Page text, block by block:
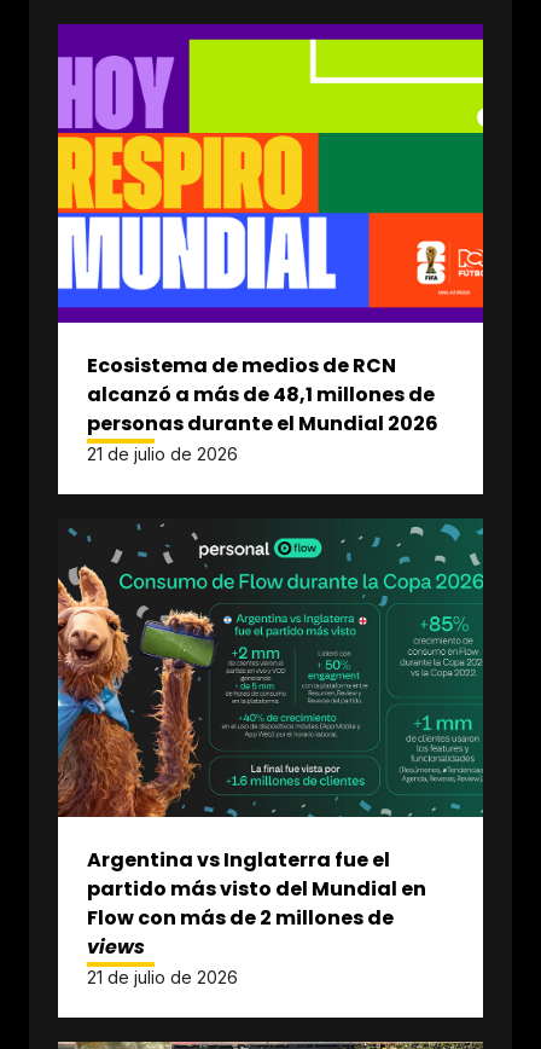
Ecosistema de medios de RCN
alcanzó a más de 48,1 millones de
personas durante el Mundial 2026
21 de julio de 2026
Argentina vs Inglaterra fue el
partido más visto del Mundial en
Flow con más de 2 millones de
views
21 de julio de 2026